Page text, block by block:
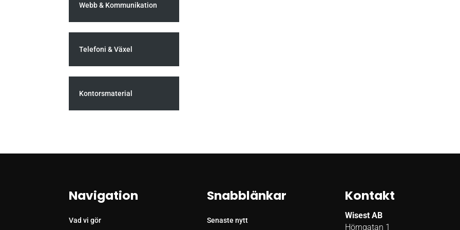
Webb & Kommunikation
Telefoni & Växel
Kontorsmaterial
Navigation
Vad vi gör
Snabblänkar
Senaste nytt
Kontakt
Wisest AB
Hörngatan 1